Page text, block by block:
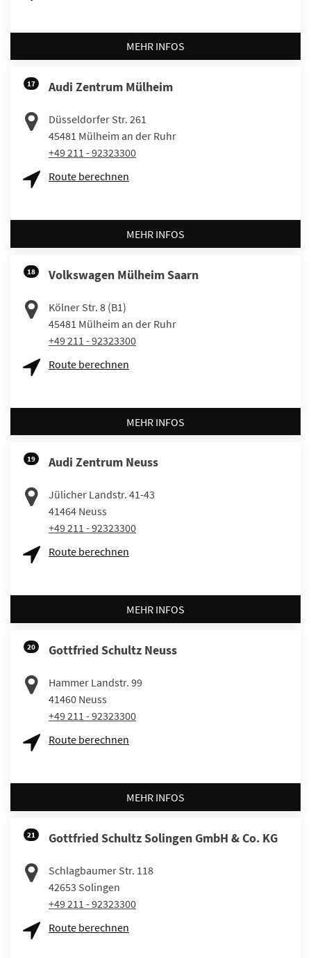
MEHR INFOS
17 Audi Zentrum Mülheim
Düsseldorfer Str. 261
45481 Mülheim an der Ruhr
+49 211 - 92323300
Route berechnen
MEHR INFOS
18 Volkswagen Mülheim Saarn
Kölner Str. 8 (B1)
45481 Mülheim an der Ruhr
+49 211 - 92323300
Route berechnen
MEHR INFOS
19 Audi Zentrum Neuss
Jülicher Landstr. 41-43
41464 Neuss
+49 211 - 92323300
Route berechnen
MEHR INFOS
20 Gottfried Schultz Neuss
Hammer Landstr. 99
41460 Neuss
+49 211 - 92323300
Route berechnen
MEHR INFOS
21 Gottfried Schultz Solingen GmbH & Co. KG
Schlagbaumer Str. 118
42653 Solingen
+49 211 - 92323300
Route berechnen